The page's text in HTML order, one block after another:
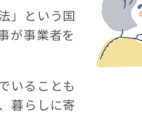
」という国
が事業者を
いることも
暮らしに寄